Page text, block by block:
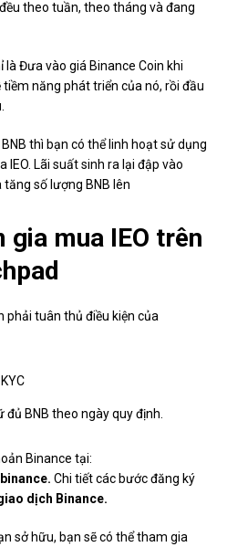
theo tuần, theo tháng và đang
Đưa vào giá Binance Coin khi
năng phát triển của nó, rồi đầu
thì bạn có thể linh hoạt sử dụng
IEO. Lãi suất sinh ra lại đập vào
số lượng BNB lên
mua IEO trên
phải tuân thủ điều kiện của
BNB theo ngày quy định.
Binance tại:
Chi tiết các bước đăng ký
dịch Binance.
sở hữu, bạn sẽ có thể tham gia